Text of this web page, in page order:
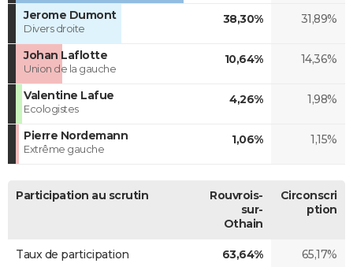
Jerome Dumont
Divers droite
38,30% 31,89%
Johan Laflotte
Union de la gauche
10,64% 14,36%
Valentine Lafue
Ecologistes
4,26% 1,98%
Pierre Nordemann
Extrême gauche
1,06% 1,15%
Participation au scrutin
Rouvrois-
sur-
Othain
Circonscri
ption
Taux de participation 63,64% 65,17%